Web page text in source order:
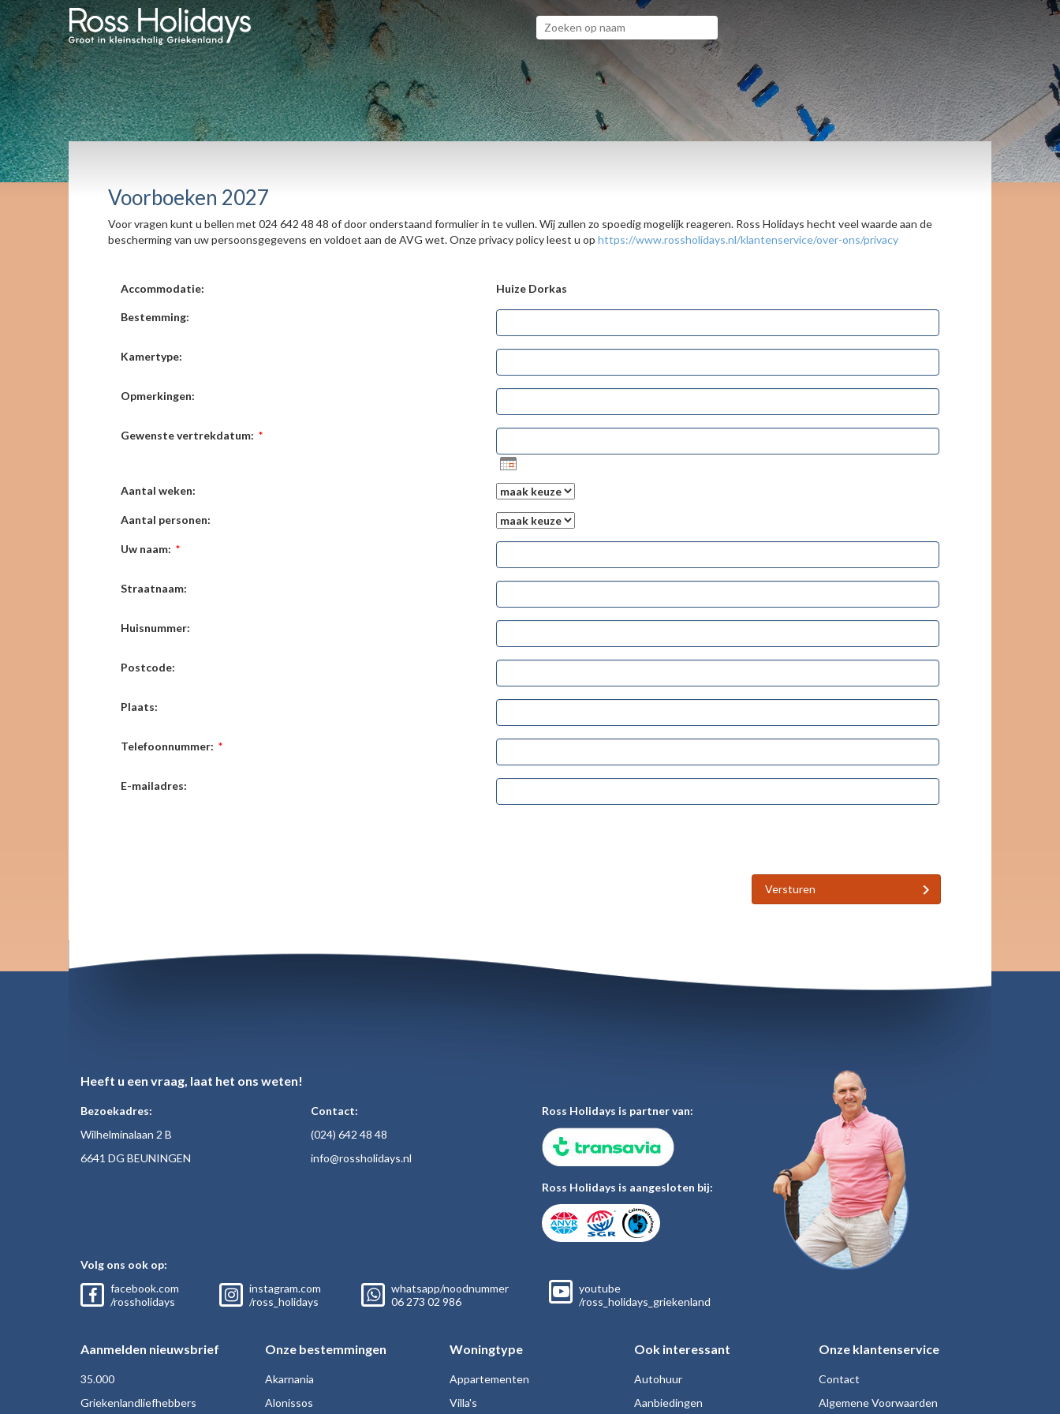
Voorboeken 2027
Voor vragen kunt u bellen met 024 642 48 48 of door onderstaand formulier in te vullen. Wij zullen zo spoedig mogelijk reageren. Ross Holidays hecht veel waarde aan de
bescherming van uw persoonsgegevens en voldoet aan de AVG wet. Onze privacy policy leest u op https://www.rossholidays.nl/klantenservice/over-ons/privacy
Accommodatie: Huize Dorkas
Bestemming:
Kamertype:
Opmerkingen:
Gewenste vertrekdatum: *
Aantal weken:
Aantal personen:
Uw naam: *
Straatnaam:
Huisnummer:
Postcode:
Plaats:
Telefoonnummer: *
E-mailadres:
Versturen
Heeft u een vraag, laat het ons weten!
Bezoekadres:
Wilhelminalaan 2 B
6641 DG BEUNINGEN
Contact:
(024) 642 48 48
info@rossholidays.nl
Ross Holidays is partner van:
Ross Holidays is aangesloten bij:
Volg ons ook op:
facebook.com
/rossholidays
instagram.com
/ross_holidays
whatsapp/noodnummer
06 273 02 986
youtube
/ross_holidays_griekenland
Aanmelden nieuwsbrief
35.000
Griekenlandliefhebbers
Onze bestemmingen
Akarnania
Alonissos
Woningtype
Appartementen
Villa's
Ook interessant
Autohuur
Aanbiedingen
Onze klantenservice
Contact
Algemene Voorwaarden